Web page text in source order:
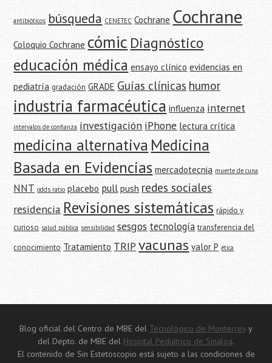
antibióticos búsqueda CENETEC Cochrane Cochrane
Coloquio Cochrane cómic Diagnóstico
educación médica ensayo clínico evidencias en
pediatría gradación GRADE Guías clínicas humor
industria farmacéutica influenza internet
intervalos de confianza investigación iPhone lectura crítica
medicina alternativa Medicina
Basada en Evidencias mercadotecnia muerte de cuna
NNT odds ratio placebo pull push redes sociales
residencia Revisiones sistemáticas rápido y
curioso salud pública sensibilidad sesgos tecnología transferencia del
conocimiento Tratamiento TRIPvacunas valor P ética
Blog oficial del Centro de MBE del Tecnológico de Monterrey y
del Depto. de MBE del Hospital Pediátrico de Sinaloa.
El contenido de Sin Estetoscopio está sujeto a las condiciones de